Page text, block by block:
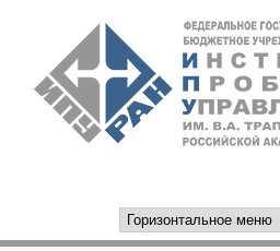
Перейти к
РАН